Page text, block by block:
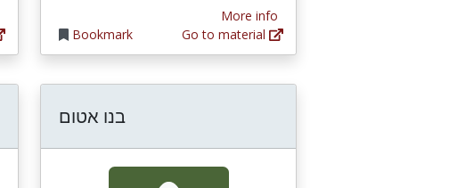
Bookmark
More info
Go to material
בנו אטום